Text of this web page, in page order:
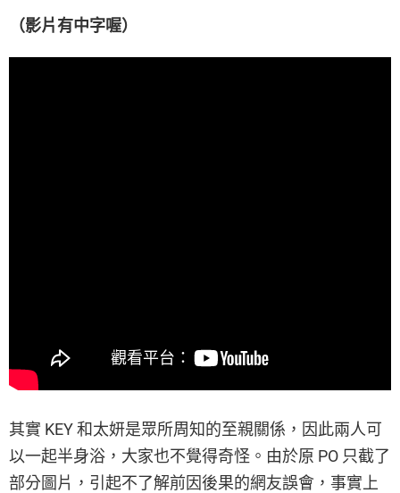
（影片有中字喔）
其實 KEY 和太妍是眾所周知的至親關係，因此兩人可
以一起半身浴，大家也不覺得奇怪。由於原 PO 只截了
部分圖片，引起不了解前因後果的網友誤會，事實上